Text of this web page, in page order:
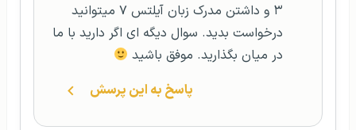
۳ و داشتن مدرک زبان آیلتس ۷ میتوانید
درخواست بدید. سوال دیگه ای اگر دارید با ما
در میان بگذارید. موفق باشید
پاسخ به این پرسش